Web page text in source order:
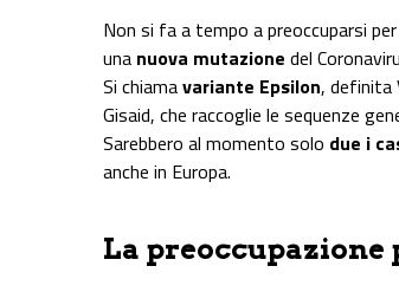
Non si fa a tempo a preoccuparsi
una nuova mutazione del
Si chiamavariante Epsilon, definita
Gisaid, che raccoglie le sequenze
Sarebbero al momento solo due i
anche in Europa.
La